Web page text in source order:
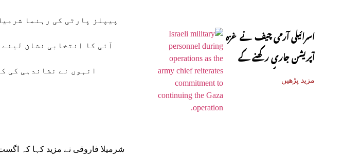
پیپلز پارٹی کی رہنما
آئی کا انتخابی نشان
انہوں نے نشاندہی کی
اسرائیلی آرمی چیف نے غزہ
آپریشن جاری رکھنے کے
عزم کا اظہار کر دیا
مزید پڑھیں